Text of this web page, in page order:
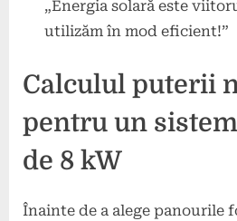
„Energia solară este
utilizăm în mod eficient!”
Calculul puterii
pentru un
de 8 kW
Înainte de a alege panourile